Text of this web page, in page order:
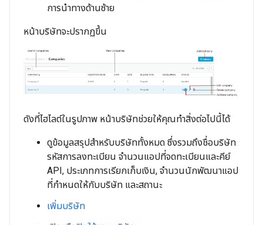
การนำทางด้านซ้าย
หน้าบริษัทจะปรากฏขึ้น
ดังที่ไฮไลต์ในรูปภาพ หน้าบริษัทช่วยให้คุณทำสิ่งต่อไปนี้ได้
ดูข้อมูลสรุปสำหรับบริษัททั้งหมด ซึ่งรวมถึงชื่อบริษัท
รหัสการลงทะเบียน จำนวนแอปที่จดทะเบียนและคีย์
API, ประเภทการเรียกเก็บเงิน, จำนวนนักพัฒนาแอป
ที่กำหนดให้กับบริษัท และสถานะ
เพิ่มบริษัท